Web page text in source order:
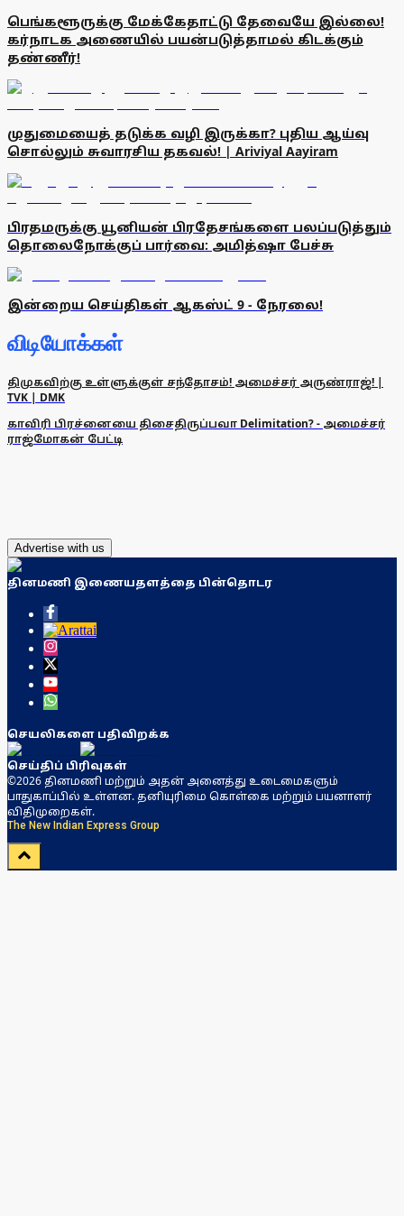
பெங்களூருக்கு மேக்கேதாட்டு தேவையே இல்லை!
கர்நாடக அணையில் பயன்படுத்தாமல் கிடக்கும்
தண்ணீர்!
முதுமையைத் தடுக்க வழி இருக்கா? புதிய ஆய்வு
சொல்லும் சுவாரசிய தகவல்! | Ariviyal Aayiram
பிரதமருக்கு யூனியன் பிரதேசங்களை பலப்படுத்தும்
தொலைநோக்குப் பார்வை: அமித்ஷா பேச்சு
இன்றைய செய்திகள் ஆகஸ்ட் 9 - நேரலை!
விடியோக்கள்
திமுகவிற்கு உள்ளுக்குள் சந்தோசம்! அமைச்சர் அருண்ராஜ்! |
TVK | DMK
காவிரி பிரச்னையை திசைதிருப்பவா Delimitation? - அமைச்சர்
ராஜ்மோகன் பேட்டி
Advertise with us
தினமணி இணையதளத்தை பின்தொடர
செயலிகளை பதிவிறக்க
செய்திப் பிரிவுகள்
©2026 தினமணி மற்றும் அதன் அனைத்து உடைமைகளும்
பாதுகாப்பில் உள்ளன. தனியுரிமை கொள்கை மற்றும் பயனாளர்
விதிமுறைகள்.
The New Indian Express Group